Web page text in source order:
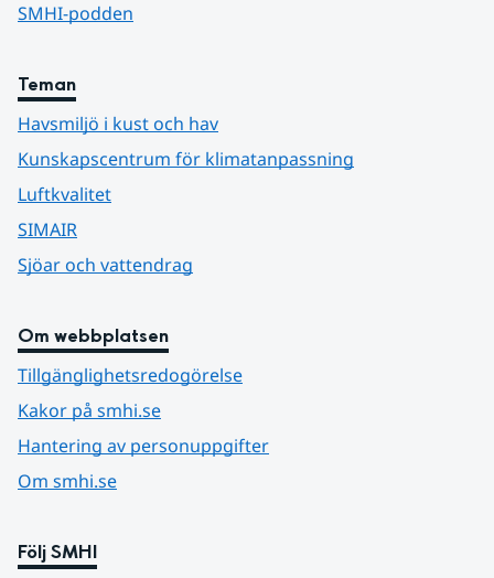
SMHI-podden
Teman
Havsmiljö i kust och hav
Kunskapscentrum för klimatanpassning
Luftkvalitet
SIMAIR
Sjöar och vattendrag
Om webbplatsen
Tillgänglighetsredogörelse
Kakor på smhi.se
Hantering av personuppgifter
Om smhi.se
Följ SMHI